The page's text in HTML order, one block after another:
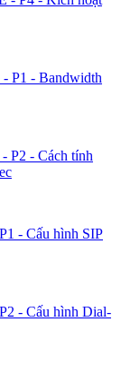
- P1 - Bandwidth
P2 - Cách tính
- Cấu hình SIP
- Cấu hình Dial-